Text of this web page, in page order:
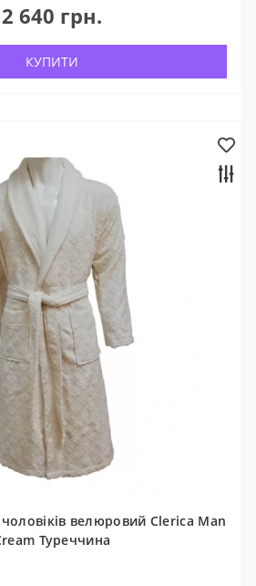
2 640 грн.
КУПИТИ
велюровий Clerica Man
Туреччина